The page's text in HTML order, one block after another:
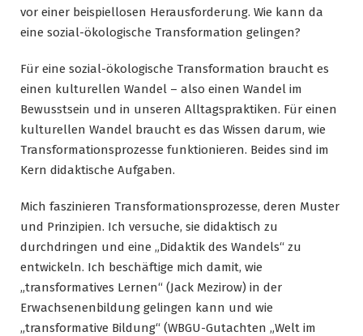
vor einer beispiellosen Herausforderung. Wie kann da
eine sozial-ökologische Transformation gelingen?
Für eine sozial-ökologische Transformation braucht es
einen kulturellen Wandel – also einen Wandel im
Bewusstsein und in unseren Alltagspraktiken. Für einen
kulturellen Wandel braucht es das Wissen darum, wie
Transformationsprozesse funktionieren. Beides sind im
Kern didaktische Aufgaben.
Mich faszinieren Transformationsprozesse, deren Muster
und Prinzipien. Ich versuche, sie didaktisch zu
durchdringen und eine „Didaktik des Wandels“ zu
entwickeln. Ich beschäftige mich damit, wie
„transformatives Lernen“ (Jack Mezirow) in der
Erwachsenenbildung gelingen kann und wie
„transformative Bildung“ (WBGU-Gutachten „Welt im